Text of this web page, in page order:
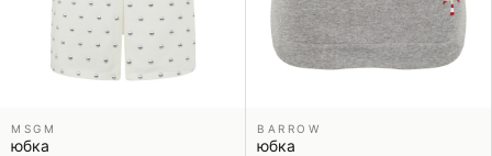
MSGM
юбка
BARROW
юбка